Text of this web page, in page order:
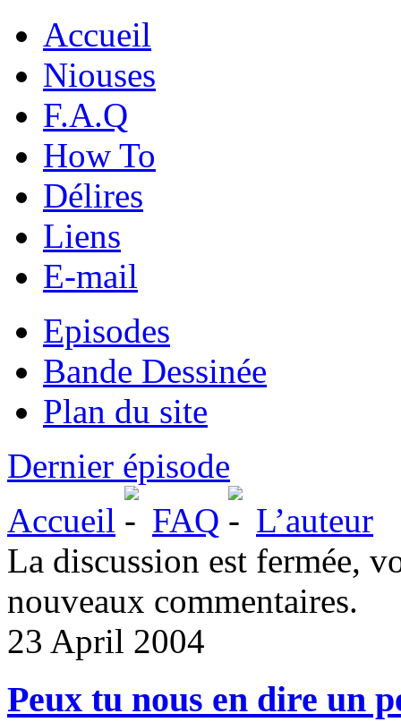
Accueil
Niouses
F.A.Q
How To
Délires
Liens
E-mail
Episodes
Bande Dessinée
Plan du site
Dernier épisode
Accueil
FAQ
L’auteur
La discussion est fermée,
nouveaux commentaires.
23 April 2004
Peux tu nous en dire un